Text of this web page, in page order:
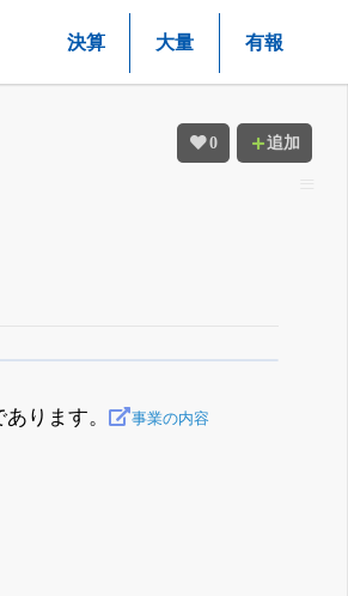
決算 大量 有報
0 追加
ります。 事業の内容